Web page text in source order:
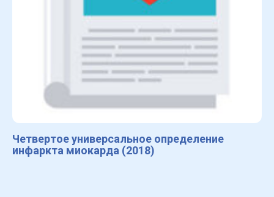
Четвертое универсальное определение
инфаркта миокарда (2018)